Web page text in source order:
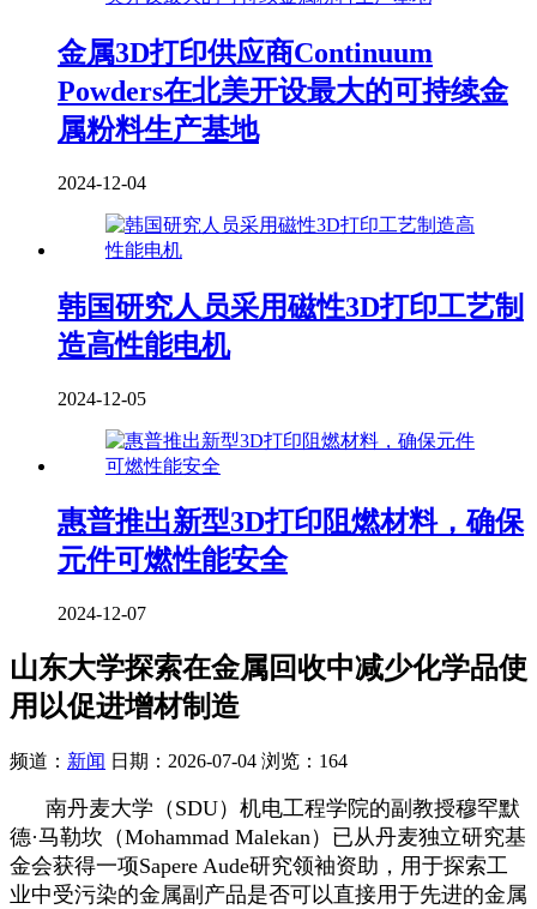
金属3D打印供应商Continuum
Powders在北美开设最大的可持续金
属粉料生产基地
2024-12-04
韩国研究人员采用磁性3D打印工艺制
造高性能电机
2024-12-05
惠普推出新型3D打印阻燃材料，确保
元件可燃性能安全
2024-12-07
山东大学探索在金属回收中减少化学品使
用以促进增材制造
频道： 新闻 日期： 2026-07-04 浏览：164
南丹麦大学（SDU）机电工程学院的副教授穆罕默
德·马勒坎（Mohammad Malekan）已从丹麦独立研究基
金会获得一项Sapere Aude研究领袖资助，用于探索工
业中受污染的金属副产品是否可以直接用于先进的金属